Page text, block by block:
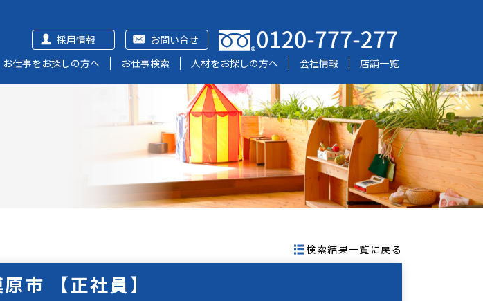
お問い合せ
採用情報
お仕事をお探しの方へ
お仕事検索 人材をお探しの方へ 会社情報 店舗一覧
検索結果一覧に戻る
市 【正社員】